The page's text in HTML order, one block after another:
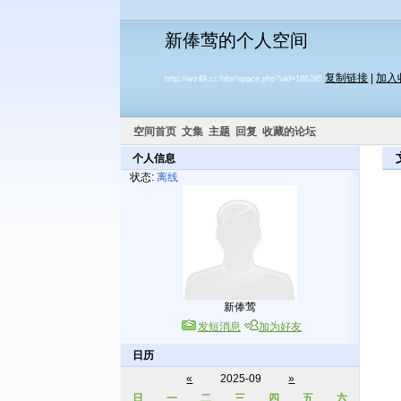
新俸莺的个人空间
http://wz49.cc/bbs/space.php?uid=186265 复制链接 |加入
空间首页 文集 主题 回复 收藏的论坛
个人信息
状态:离线
新俸莺
发短消息
加为好友
日历
«
2025-09
»
日
一 二 三 四 五 六